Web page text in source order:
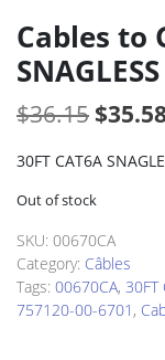
Cables to
$36.15
$36.15.
$
30FT CAT6A
Out of stock
SKU: 00670CA
Category: Câbles
Tags: 00670CA, 30FT
757120-00-6701 ,